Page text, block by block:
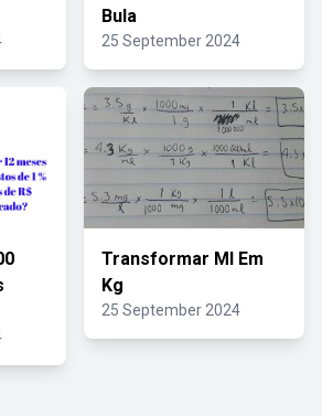
Bula
25 September 2024
Transformar Ml Em
Kg
25 September 2024